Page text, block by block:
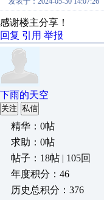
感谢楼主分享！
回复 引用 举报
下雨的天空
关注 私信
精华：0帖
求助：0帖
帖子：18帖 | 105回
年度积分：46
历史总积分：376